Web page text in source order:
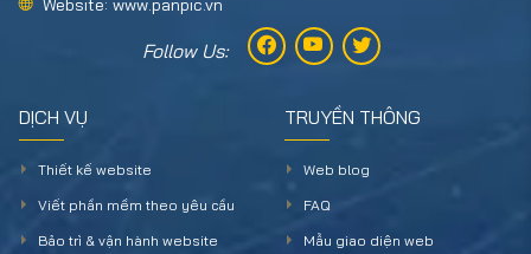
Website: www.panpic.vn
Follow Us:
DỊCH VỤ
Thiết kế website
Viết phần mềm theo yêu cầu
Bảo trì & vận hành website
TRUYỀN THÔNG
Web blog
FAQ
Mẫu giao diện web